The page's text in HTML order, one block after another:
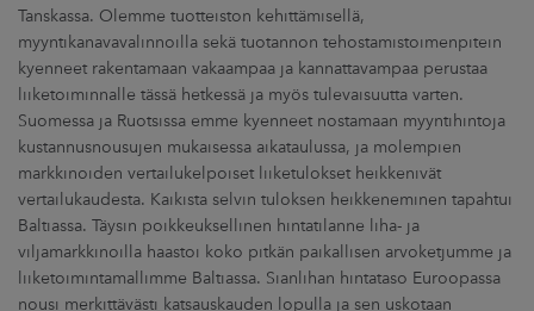
Tanskassa. Olemme tuotteiston kehittämisellä,
myyntikanavavalinnoilla sekä tuotannon tehostamistoimenpitein
kyenneet rakentamaan vakaampaa ja kannattavampaa perustaa
liiketoiminnalle tässä hetkessä ja myös tulevaisuutta varten.
Suomessa ja Ruotsissa emme kyenneet nostamaan myyntihintoja
kustannusnousujen mukaisessa aikataulussa, ja molempien
markkinoiden vertailukelpoiset liiketulokset heikkenivät
vertailukaudesta. Kaikista selvin tuloksen heikkeneminen tapahtui
Baltiassa. Täysin poikkeuksellinen hintatilanne liha- ja
viljamarkkinoilla haastoi koko pitkän paikallisen arvoketjumme ja
liiketoimintamallimme Baltiassa. Sianlihan hintataso Euroopassa
nousi merkittävästi katsauskauden lopulla ja sen uskotaan